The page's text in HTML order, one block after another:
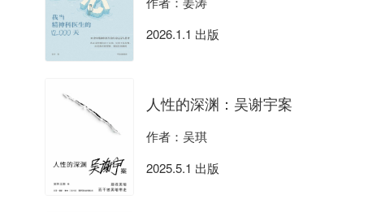
2026.1.1 出版
人性的深渊：吴谢宇案
作者：吴琪
2025.5.1 出版